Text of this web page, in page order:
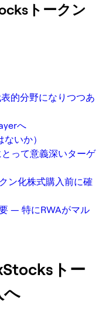
トークン
的分野になりつつあ
へ
いか）
って意義深いターゲ
ン化株式購入前に確
— 特にRWAがマル
トー
へ